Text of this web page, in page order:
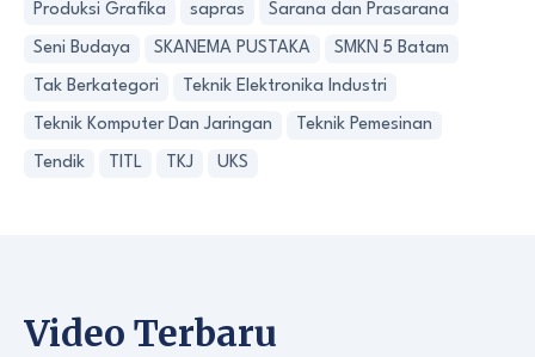
Produksi Grafika sapras Sarana dan Prasarana
Seni Budaya SKANEMA PUSTAKA SMKN 5 Batam
Tak Berkategori Teknik Elektronika Industri
Teknik Komputer Dan Jaringan Teknik Pemesinan
Tendik TITL TKJ UKS
Video Terbaru